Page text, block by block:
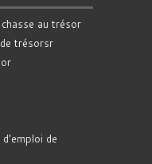
au trésor
trésorsr
de